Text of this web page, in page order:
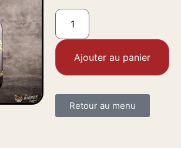
Ajouter au panier
Retour au menu